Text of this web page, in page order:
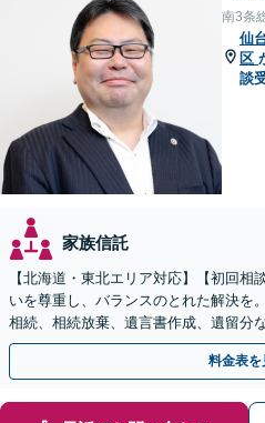
南3条
仙
区
談
家族信託
【北海道・東北エリア対応】【初回相
いを尊重し、バランスのとれた解決を
相続、相続放棄、遺言書作成、遺留分
トップで対応します【休日・夜間面談
料金表を